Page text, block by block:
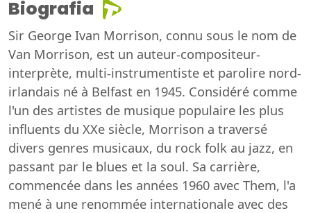
Biografia
Sir George Ivan Morrison, connu sous le nom de
Van Morrison, est un auteur-compositeur-
interprète, multi-instrumentiste et parolire nord-
irlandais né à Belfast en 1945. Considéré comme
l'un des artistes de musique populaire les plus
influents du XXe siècle, Morrison a traversé
divers genres musicaux, du rock folk au jazz, en
passant par le blues et la soul. Sa carrière,
commencée dans les années 1960 avec Them, l'a
mené à une renommée internationale avec des